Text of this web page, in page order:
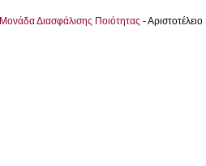
Μονάδα Διασφάλισης Ποιότητας -